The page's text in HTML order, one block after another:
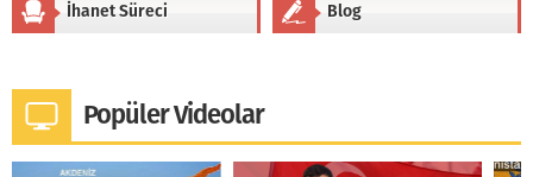
İhanet Süreci Blog
Popüler Videolar